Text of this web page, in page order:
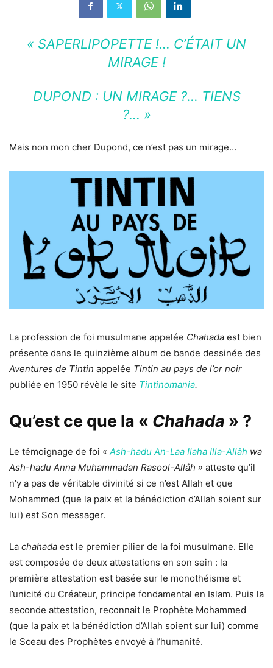
« SAPERLIPOPETTE !… C’ÉTAIT UN
MIRAGE !
DUPOND : UN MIRAGE ?… TIENS
?… »
Mais non mon cher Dupond, ce n’est pas un mirage…
La profession de foi musulmane appelée Chahada est bien
présente dans le quinzième album de bande dessinée des
Aventures de Tintin appelée Tintin au pays de l’or noir
publiée en 1950 révèle le site Tintinomania.
Qu’est ce que la « Chahada » ?
Le témoignage de foi « Ash-hadu An-Laa Ilaha Illa-Allâh wa
Ash-hadu Anna Muhammadan Rasool-Allâh » atteste qu’il
n’y a pas de véritable divinité si ce n’est Allah et que
Mohammed (que la paix et la bénédiction d’Allah soient sur
lui) est Son messager.
La chahada est le premier pilier de la foi musulmane. Elle
est composée de deux attestations en son sein : la
première attestation est basée sur le monothéisme et
l’unicité du Créateur, principe fondamental en Islam. Puis la
seconde attestation, reconnait le Prophète Mohammed
(que la paix et la bénédiction d’Allah soient sur lui) comme
le Sceau des Prophètes envoyé à l’humanité.